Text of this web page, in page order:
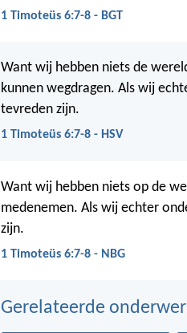
1 Timoteüs 6:7-8 - BGT
Want wij hebben niets de
kunnen wegdragen. Als wij
tevreden zijn.
1 Timoteüs 6:7-8 - HSV
Want wij hebben niets op de
medenemen. Als wij echter
zijn.
1 Timoteüs 6:7-8 - NBG
Gerelateerde